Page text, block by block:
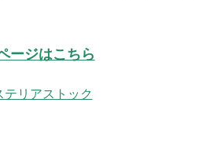
ージはこちら
リアストック